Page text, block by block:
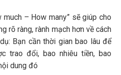
– How many” sẽ giúp cho
rõ ràng, rành mạch hơn về cách
Bạn cần thời gian bao lâu để
trao đổi, bao nhiêu tiền, bao
dung đó